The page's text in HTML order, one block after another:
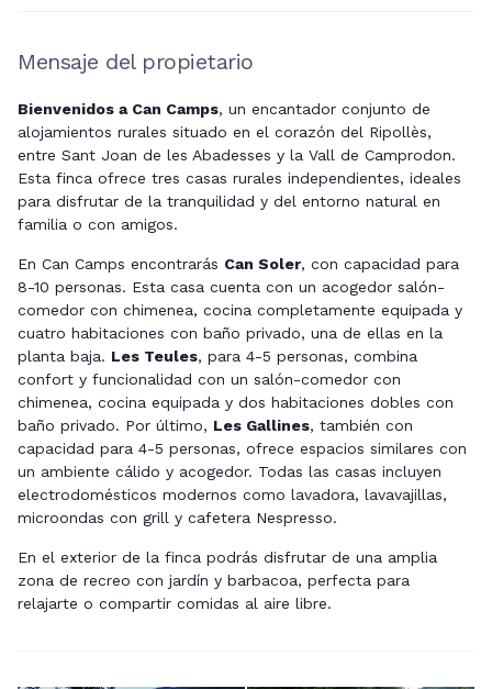
Mensaje del propietario
Bienvenidos a Can Camps, un encantador conjunto de
alojamientos rurales situado en el corazón del Ripollès,
entre Sant Joan de les Abadesses y la Vall de Camprodon.
Esta finca ofrece tres casas rurales independientes, ideales
para disfrutar de la tranquilidad y del entorno natural en
familia o con amigos.
En Can Camps encontrarás Can Soler, con capacidad para
8-10 personas. Esta casa cuenta con un acogedor salón-
comedor con chimenea, cocina completamente equipada y
cuatro habitaciones con baño privado, una de ellas en la
planta baja. Les Teules, para 4-5 personas, combina
confort y funcionalidad con un salón-comedor con
chimenea, cocina equipada y dos habitaciones dobles con
baño privado. Por último, Les Gallines, también con
capacidad para 4-5 personas, ofrece espacios similares con
un ambiente cálido y acogedor. Todas las casas incluyen
electrodomésticos modernos como lavadora, lavavajillas,
microondas con grill y cafetera Nespresso.
En el exterior de la finca podrás disfrutar de una amplia
zona de recreo con jardín y barbacoa, perfecta para
relajarte o compartir comidas al aire libre.